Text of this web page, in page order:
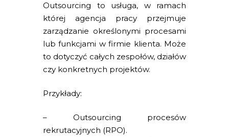
Outsourcing to usługa, w ramach
której agencja pracy przejmuje
zarządzanie określonymi procesami
lub funkcjami w firmie klienta. Może
to dotyczyć całych zespołów, działów
czy konkretnych projektów.
Przykłady:
– Outsourcing procesów
rekrutacyjnych (RPO).